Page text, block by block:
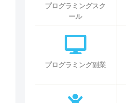
プログラミングスク
ール
プログラミング副業